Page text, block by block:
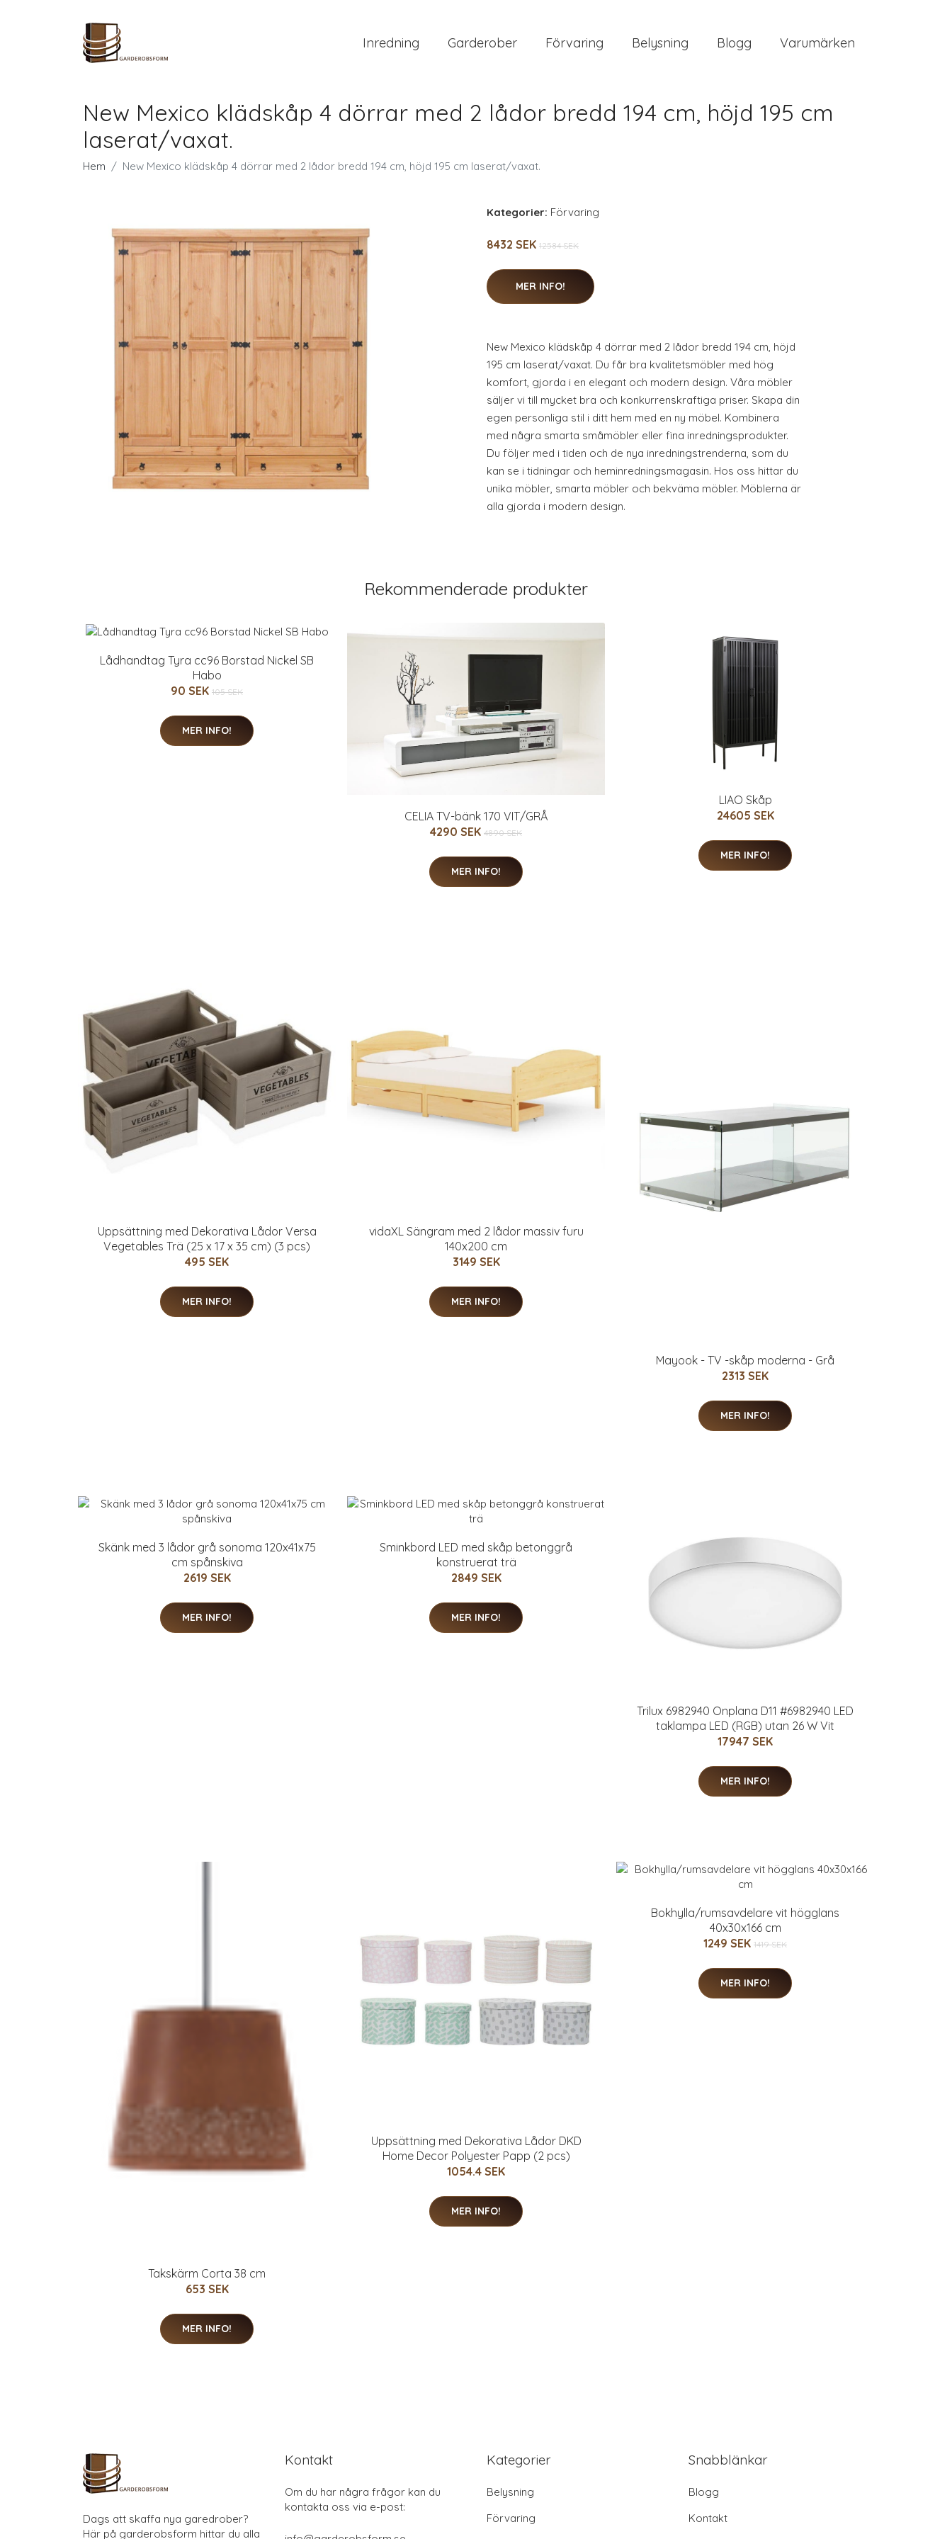
Inredning Garderober Förvaring Belysning Blogg Varumärken
New Mexico klädskåp 4 dörrar med 2 lådor bredd 194 cm, höjd 195 cm
laserat/vaxat.
Hem New Mexico klädskåp 4 dörrar med 2 lådor bredd 194 cm, höjd 195 cm laserat/vaxat.
Kategorier: Förvaring
8432 SEK 12584 SEK
MER INFO!
New Mexico klädskåp 4 dörrar med 2 lådor bredd 194 cm, höjd
195 cm laserat/vaxat. Du får bra kvalitetsmöbler med hög
komfort, gjorda i en elegant och modern design. Våra möbler
säljer vi till mycket bra och konkurrenskraftiga priser. Skapa din
egen personliga stil i ditt hem med en ny möbel. Kombinera
med några smarta småmöbler eller fina inredningsprodukter.
Du följer med i tiden och de nya inredningstrenderna, som du
kan se i tidningar och heminredningsmagasin. Hos oss hittar du
unika möbler, smarta möbler och bekväma möbler. Möblerna är
alla gjorda i modern design.
Rekommenderade produkter
Lådhandtag Tyra cc96 Borstad Nickel SB
Habo
90 SEK 105 SEK
MER INFO!
CELIA TV-bänk 170 VIT/GRÅ
4290 SEK 4890 SEK
MER INFO!
LIAO Skåp
24605 SEK
MER INFO!
Uppsättning med Dekorativa Lådor Versa
Vegetables Trä (25 x 17 x 35 cm) (3 pcs)
495 SEK
MER INFO!
vidaXL Sängram med 2 lådor massiv furu
140x200 cm
3149 SEK
MER INFO!
Mayook - TV -skåp moderna - Grå
2313 SEK
MER INFO!
Skänk med 3 lådor grå sonoma 120x41x75
cm spånskiva
2619 SEK
MER INFO!
Sminkbord LED med skåp betonggrå
konstruerat trä
2849 SEK
MER INFO!
Trilux 6982940 Onplana D11 #6982940 LED
taklampa LED (RGB) utan 26 W Vit
17947 SEK
MER INFO!
Takskärm Corta 38 cm
653 SEK
MER INFO!
Uppsättning med Dekorativa Lådor DKD
Home Decor Polyester Papp (2 pcs)
1054.4 SEK
MER INFO!
Bokhylla/rumsavdelare vit högglans
40x30x166 cm
1249 SEK 1419 SEK
MER INFO!
Dags att skaffa nya garedrober?
Här på garderobsform hittar du alla
Kontakt
Om du har några frågor kan du
kontakta oss via e-post:
Kategorier
Belysning
Förvaring
Snabblänkar
Blogg
Kontakt